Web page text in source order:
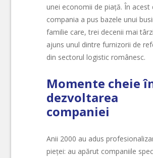
unei economii de piață. În acest
compania a pus bazele unui
familie care, trei decenii mai
ajuns unul dintre furnizorii de
din sectorul logistic românesc.
Momente cheie
dezvoltarea
companiei
Anii 2000 au adus
pieței: au apărut companiile